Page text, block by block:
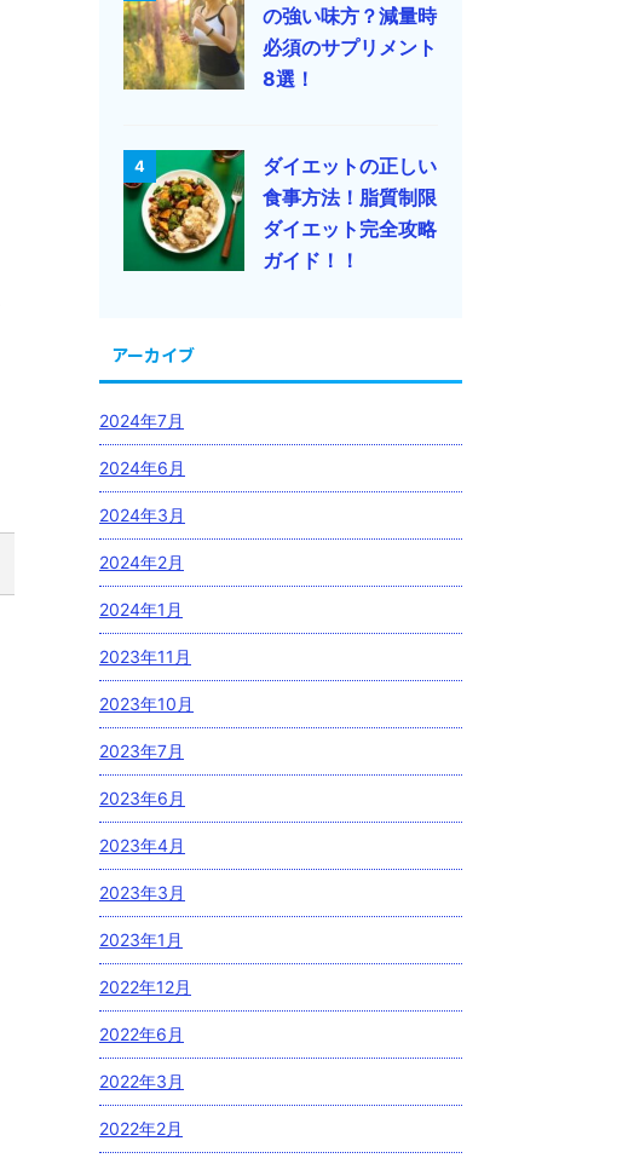
の強い味方？減量時
必須のサプリメント
8選！
4
ダイエットの正しい
食事方法！脂質制限
ダイエット完全攻略
ガイド！！
アーカイブ
2024年7月
2024年6月
2024年3月
2024年2月
2024年1月
2023年11月
2023年10月
2023年7月
2023年6月
2023年4月
2023年3月
2023年1月
2022年12月
2022年6月
2022年3月
2022年2月